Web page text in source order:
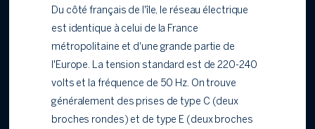
Du côté français de l'île, le réseau électrique
est identique à celui de la France
métropolitaine et d'une grande partie de
l'Europe. La tension standard est de 220-240
volts et la fréquence de 50 Hz. On trouve
généralement des prises de type C (deux
broches rondes) et de type E (deux broches